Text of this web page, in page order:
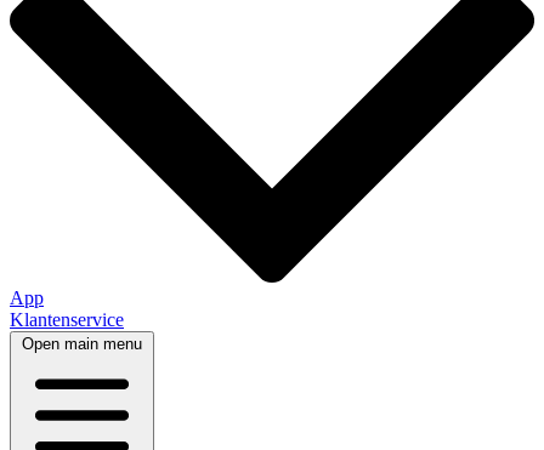
App
Klantenservice
Open main menu